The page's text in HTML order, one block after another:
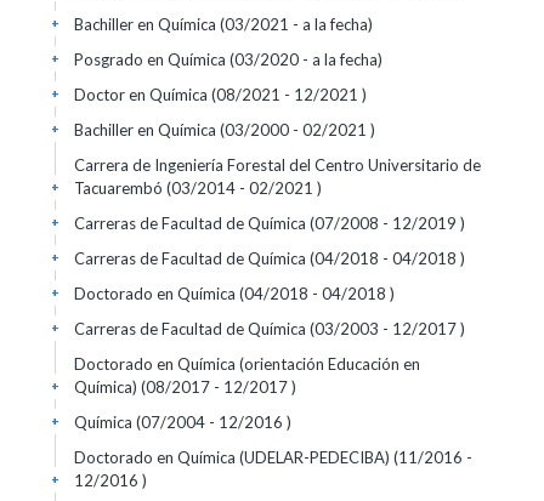
Bachiller en Química (03/2021 - a la fecha)
+
Posgrado en Química (03/2020 - a la fecha)
+
Doctor en Química (08/2021 - 12/2021 )
+
Bachiller en Química (03/2000 - 02/2021 )
+
Carrera de Ingeniería Forestal del Centro Universitario de
Tacuarembó (03/2014 - 02/2021 )
+
Carreras de Facultad de Química (07/2008 - 12/2019 )
+
Carreras de Facultad de Química (04/2018 - 04/2018 )
+
Doctorado en Química (04/2018 - 04/2018 )
+
Carreras de Facultad de Química (03/2003 - 12/2017 )
+
Doctorado en Química (orientación Educación en
Química) (08/2017 - 12/2017 )
+
Química (07/2004 - 12/2016 )
+
Doctorado en Química (UDELAR-PEDECIBA) (11/2016 -
12/2016 )
+